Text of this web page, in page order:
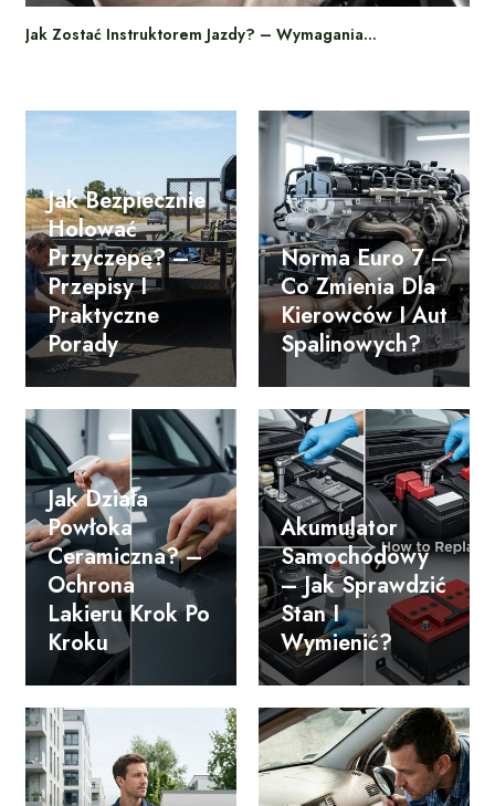
Jak Zostać Instruktorem Jazdy? – Wymagania…
Jak Bezpiecznie
Holować
Przyczepę? –
Przepisy I
Praktyczne
Porady
Norma Euro 7 –
Co Zmienia Dla
Kierowców I Aut
Spalinowych?
Jak Działa
Powłoka
Ceramiczna? –
Ochrona
Lakieru Krok Po
Kroku
Akumulator
Samochodowy
– Jak Sprawdzić
Stan I
Wymienić?